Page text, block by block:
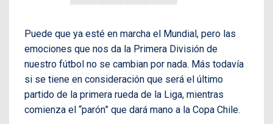
Puede que ya esté en marcha el Mundial, pero las
emociones que nos da la Primera División de
nuestro fútbol no se cambian por nada. Más todavía
si se tiene en consideración que será el último
partido de la primera rueda de la Liga, mientras
comienza el “parón” que dará mano a la Copa Chile.